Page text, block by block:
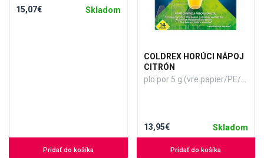
15,07€ Skladom
Pridať do košíka
COLDREX HORÚCI NÁPOJ
CITRÓN
13,95€ Skladom
Pridať do košíka